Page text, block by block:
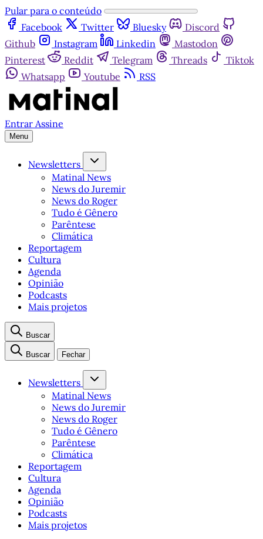
Pular para o conteúdo
Facebook
Twitter Bluesky
Discord
Github
Instagram Linkedin
Mastodon
Pinterest
Reddit Telegram Threads
Tiktok
Whatsapp
Youtube RSS
Entrar Assine
Menu
Newsletters
Matinal News
News do Juremir
News do Roger
Tudo é Gênero
Parêntese
Climática
Reportagem
Cultura
Agenda
Opinião
Podcasts
Mais projetos
Buscar
Buscar Fechar
Newsletters
Matinal News
News do Juremir
News do Roger
Tudo é Gênero
Parêntese
Climática
Reportagem
Cultura
Agenda
Opinião
Podcasts
Mais projetos